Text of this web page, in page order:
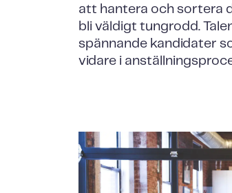
att hantera och sortera
bli väldigt tungrodd.
spännande kandidater
vidare i